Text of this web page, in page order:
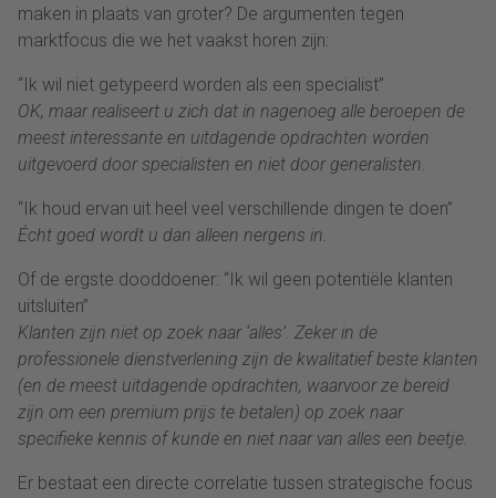
maken in plaats van groter? De argumenten tegen
marktfocus die we het vaakst horen zijn:
“Ik wil niet getypeerd worden als een specialist”
OK, maar realiseert u zich dat in nagenoeg alle beroepen de
meest interessante en uitdagende opdrachten worden
uitgevoerd door specialisten en niet door generalisten.
“Ik houd ervan uit heel veel verschillende dingen te doen”
Écht goed wordt u dan alleen nergens in.
Of de ergste dooddoener: “Ik wil geen potentiële klanten
uitsluiten”
Klanten zijn niet op zoek naar ‘alles’. Zeker in de
professionele dienstverlening zijn de kwalitatief beste klanten
(en de meest uitdagende opdrachten, waarvoor ze bereid
zijn om een premium prijs te betalen) op zoek naar
specifieke kennis of kunde en niet naar van alles een beetje.
Er bestaat een directe correlatie tussen strategische focus